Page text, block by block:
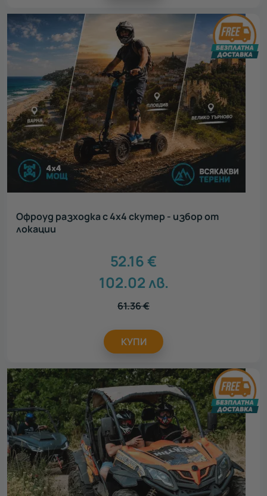
Офроуд разходка с 4х4 скутер - избор от
локации
52.16€
102.02лв.
61.36€
КУПИ